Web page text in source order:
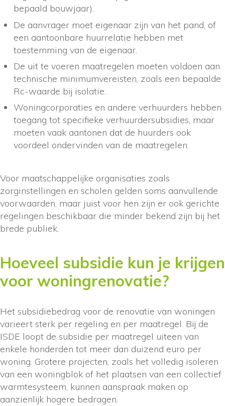
bepaald bouwjaar).
De aanvrager moet eigenaar zijn van het pand, of
een aantoonbare huurrelatie hebben met
toestemming van de eigenaar.
De uit te voeren maatregelen moeten voldoen aan
technische minimumvereisten, zoals een bepaalde
Rc-waarde bij isolatie.
Woningcorporaties en andere verhuurders hebben
toegang tot specifieke verhuurdersubsidies, maar
moeten vaak aantonen dat de huurders ook
voordeel ondervinden van de maatregelen.
Voor maatschappelijke organisaties zoals
zorginstellingen en scholen gelden soms aanvullende
voorwaarden, maar juist voor hen zijn er ook gerichte
regelingen beschikbaar die minder bekend zijn bij het
brede publiek.
Hoeveel subsidie kun je krijgen
voor woningrenovatie?
Het subsidiebedrag voor de renovatie van woningen
varieert sterk per regeling en per maatregel. Bij de
ISDE loopt de subsidie per maatregel uiteen van
enkele honderden tot meer dan duizend euro per
woning. Grotere projecten, zoals het volledig isoleren
van een woningblok of het plaatsen van een collectief
warmtesysteem, kunnen aanspraak maken op
aanzienlijk hogere bedragen.